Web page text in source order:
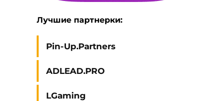
Лучшие партнерки:
Pin-Up.Partners
ADLEAD.PRO
LGaming